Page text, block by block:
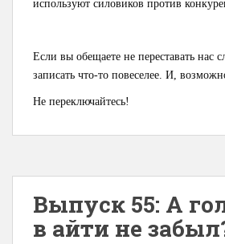
используют силовиков против
Если вы обещаете не переставать нас
записать что-то повеселее. И,
Не переключайтесь!
Выпуск 55: А
в айти не